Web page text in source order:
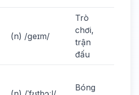
(n) /ɡeɪm/
Trò
chơi,
trận
đấu
Bóng